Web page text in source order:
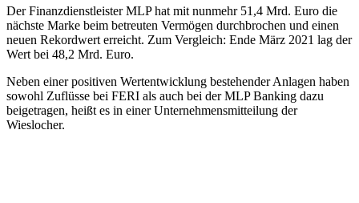
Der Finanzdienstleister MLP hat mit nunmehr 51,4 Mrd. Euro die
nächste Marke beim betreuten Vermögen durchbrochen und einen
neuen Rekordwert erreicht. Zum Vergleich: Ende März 2021 lag der
Wert bei 48,2 Mrd. Euro.
Neben einer positiven Wertentwicklung bestehender Anlagen haben
sowohl Zuflüsse bei FERI als auch bei der MLP Banking dazu
beigetragen, heißt es in einer Unternehmensmitteilung der
Wieslocher.